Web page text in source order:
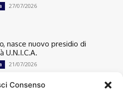
Consenso
27/07/2026
nasce nuovo presidio di
U.N.I.C.A.
21/07/2026